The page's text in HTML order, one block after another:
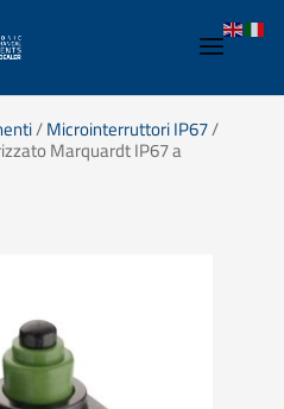
/Microinterruttori IP67/
Marquardt IP67 a